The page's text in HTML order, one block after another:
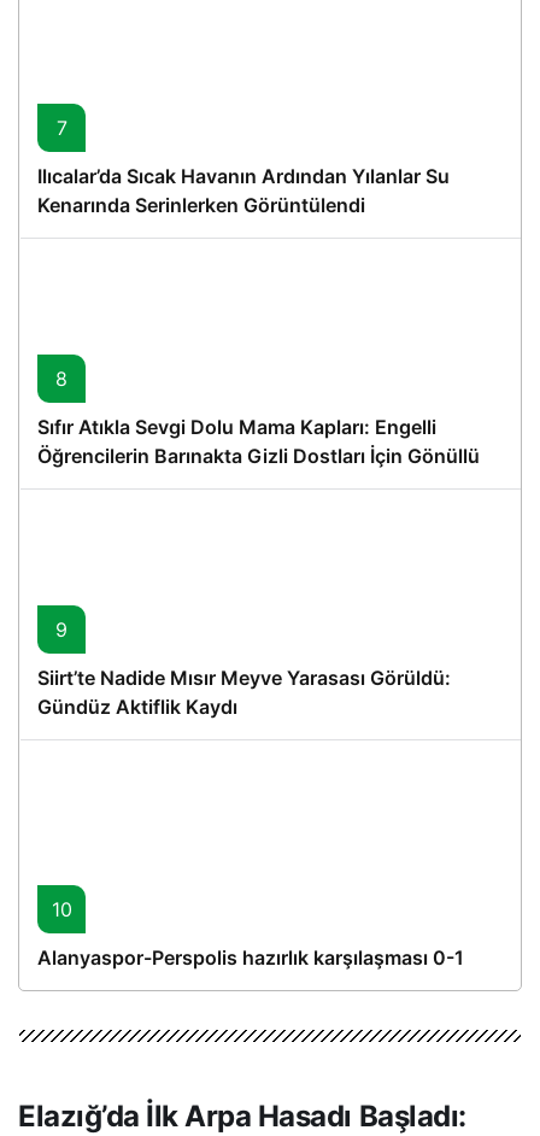
7
Ilıcalar’da Sıcak Havanın Ardından Yılanlar Su
Kenarında Serinlerken Görüntülendi
8
Sıfır Atıkla Sevgi Dolu Mama Kapları: Engelli
Öğrencilerin Barınakta Gizli Dostları İçin Gönüllü
Proje
9
Siirt’te Nadide Mısır Meyve Yarasası Görüldü:
Gündüz Aktiflik Kaydı
10
Alanyaspor-Perspolis hazırlık karşılaşması 0-1
Elazığ’da İlk Arpa Hasadı Başladı: